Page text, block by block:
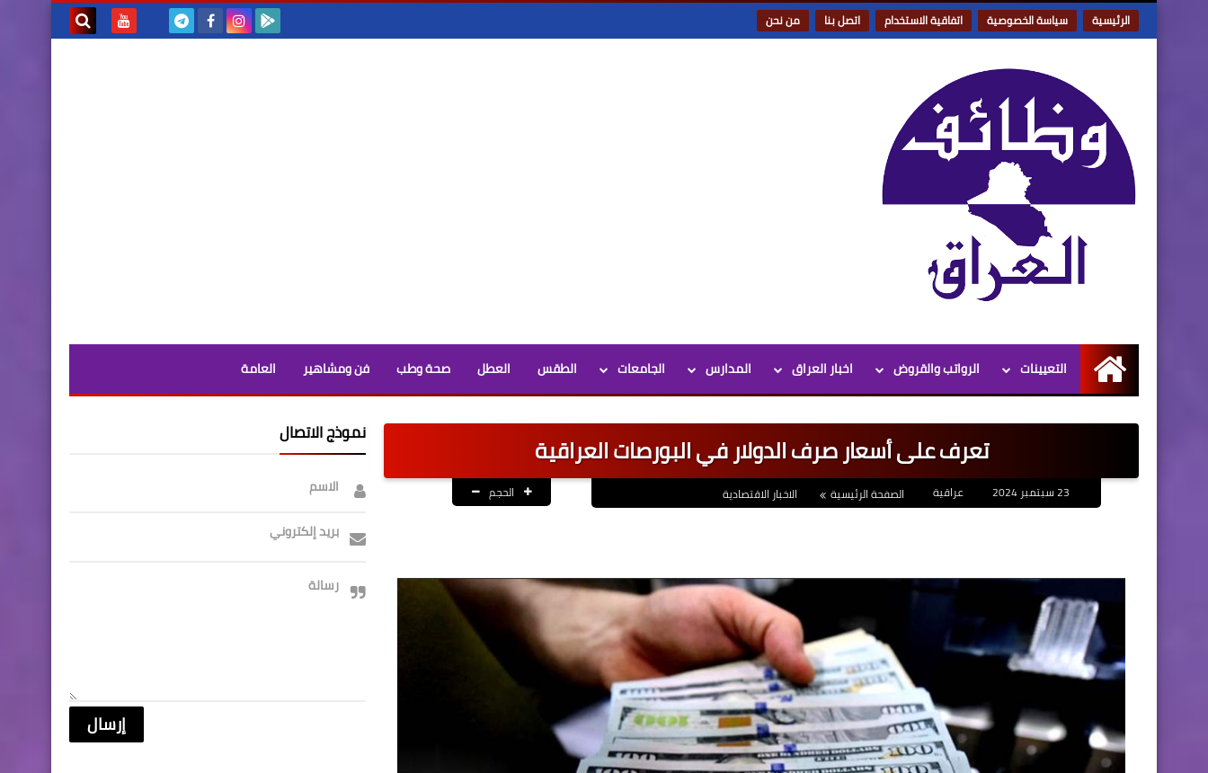
الرئيسية سياسة الخصوصية اتفاقية الاستخدام اتصل بنا من نحن
الرئيسية
التعيينات الرواتب والقروض اخبار العراق المدارس الجامعات الطقس العطل صحة وطب فن ومشاهير العامة
تعرف على أسعار صرف الدولار في البورصات العراقية
عراقية الصفحة الرئيسية الاخبار الاقتصادية الحجم
نموذج الاتصال
الاسم
بريد إلكتروني
رسالة